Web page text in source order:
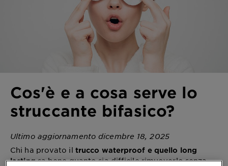
Cos'è e a cosa serve lo
struccante bifasico?
Ultimo aggiornamento dicembre 18, 2025
Chi ha provato il trucco waterproof e quello long
lastingsa bene quanto sia difficile rimuoverlo senza